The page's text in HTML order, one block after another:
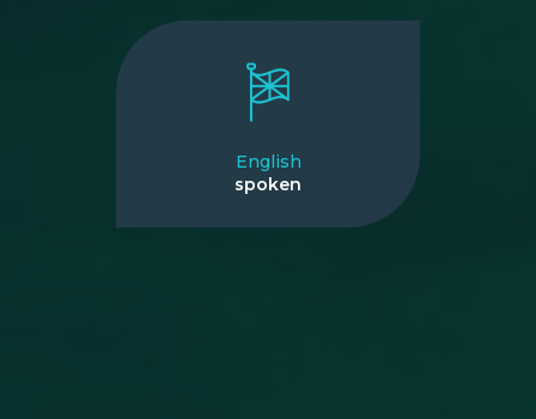
English
spoken